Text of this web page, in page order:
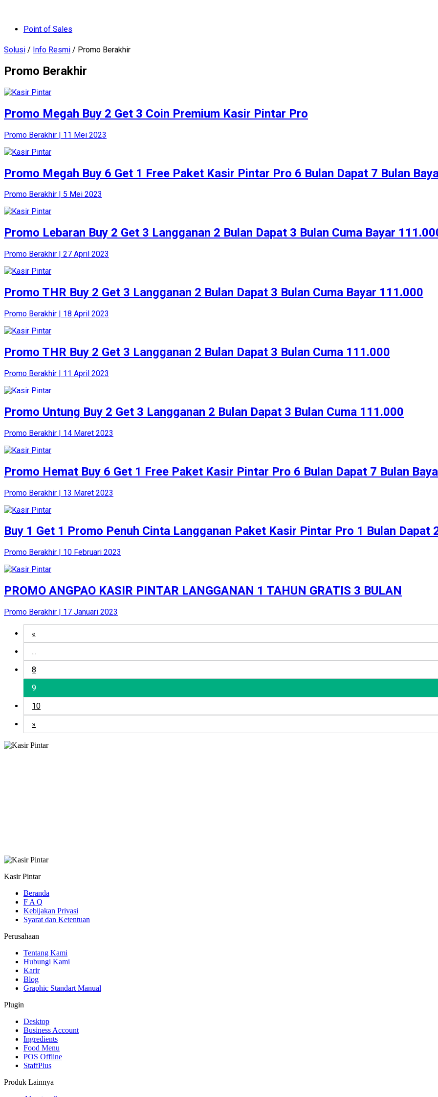
Point of Sales
Solusi / Info Resmi / Promo Berakhir
Promo Berakhir
Promo Megah Buy 2 Get 3 Coin Premium Kasir Pintar Pro
Promo Berakhir | 11 Mei 2023
Promo Megah Buy 6 Get 1 Free Paket Kasir Pintar Pro 6 Bulan Dapat 7 Bulan
Promo Berakhir | 5 Mei 2023
Promo Lebaran Buy 2 Get 3 Langganan 2 Bulan Dapat 3 Bulan Cuma Bayar
Promo Berakhir | 27 April 2023
Promo THR Buy 2 Get 3 Langganan 2 Bulan Dapat 3 Bulan Cuma Bayar 111.000
Promo Berakhir | 18 April 2023
Promo THR Buy 2 Get 3 Langganan 2 Bulan Dapat 3 Bulan Cuma 111.000
Promo Berakhir | 11 April 2023
Promo Untung Buy 2 Get 3 Langganan 2 Bulan Dapat 3 Bulan Cuma 111.000
Promo Berakhir | 14 Maret 2023
Promo Hemat Buy 6 Get 1 Free Paket Kasir Pintar Pro 6 Bulan Dapat 7 Bulan
Promo Berakhir | 13 Maret 2023
Buy 1 Get 1 Promo Penuh Cinta Langganan Paket Kasir Pintar Pro 1 Bulan Dapat
Promo Berakhir | 10 Februari 2023
PROMO ANGPAO KASIR PINTAR LANGGANAN 1 TAHUN GRATIS 3 BULAN
Promo Berakhir | 17 Januari 2023
«
...
8
9
10
»
Kasir Pintar
Beranda
F A Q
Kebijakan Privasi
Syarat dan Ketentuan
Perusahaan
Tentang Kami
Hubungi Kami
Karir
Blog
Graphic Standart Manual
Plugin
Desktop
Business Account
Ingredients
Food Menu
POS Offline
StaffPlus
Produk Lainnya